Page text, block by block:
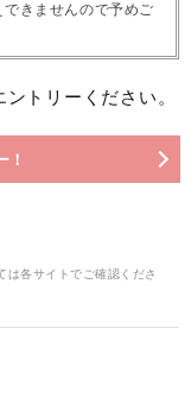
きませんので予めご
トリーください。
！
各サイトでご確認くださ